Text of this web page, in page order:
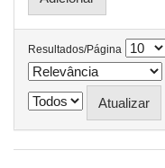
Resultados/Página